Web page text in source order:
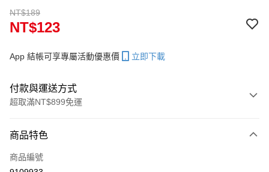
NT$189
NT$123
App 結帳可享專屬活動優惠價 立即下載
付款與運送方式
超取滿NT$899免運
信用卡一次付款
信用卡分期付款
商品特色
商品編號